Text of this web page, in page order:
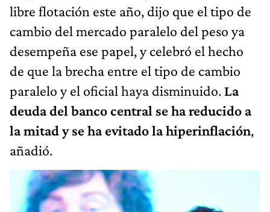
libre flotación este año, dijo que el tipo de
cambio del mercado paralelo del peso ya
desempeña ese papel, y celebró el hecho
de que la brecha entre el tipo de cambio
paralelo y el oficial haya disminuido. La
deuda del banco central se ha reducido a
la mitad y se ha evitado la hiperinflación,
añadió.